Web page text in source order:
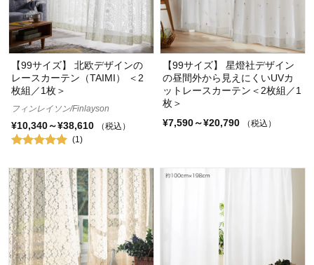
【99サイズ】 北欧デザインの
レースカーテン（TAIMI） ＜2
枚組／1枚＞
フィンレイソン/Finlayson
¥10,340～¥38,610
（税込）
(1)
【99サイズ】 星燈社デザイン
の昼間外から見えにくいUVカ
ットレースカーテン＜2枚組／1
枚＞
¥7,590～¥20,790
（税込）